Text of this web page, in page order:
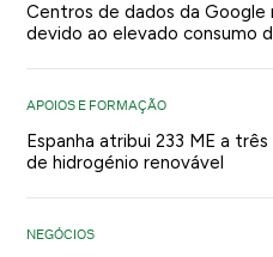
Centros de dados da
devido ao elevado consumo
APOIOS E FORMAÇÃO
Espanha atribui 233 ME a
de hidrogénio renovável
NEGÓCIOS